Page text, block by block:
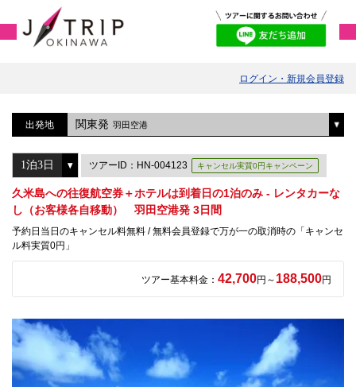
ログイン・新規会員登録
出発地 関東発 羽田空港
ツアーID：HN-004123 キャンセル実質0円キャンペーン
久米島への往復航空券＋ホテルは到着日の1泊のみ - レンタカーな
し（お客様各自移動） 羽田空港発 3日間
予約日当日のキャンセル料無料 / 無料会員登録で万が一の取消時の「キャンセ
ル料実質0円」
ツアー基本料金： 42,700円～ 188,500円